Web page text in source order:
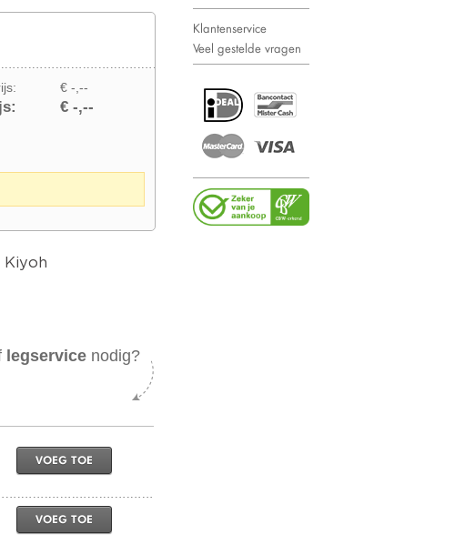
€ -,--
€ -,--
Klantenservice
Veel gestelde vragen
legservice nodig?
VOEG TOE
VOEG TOE